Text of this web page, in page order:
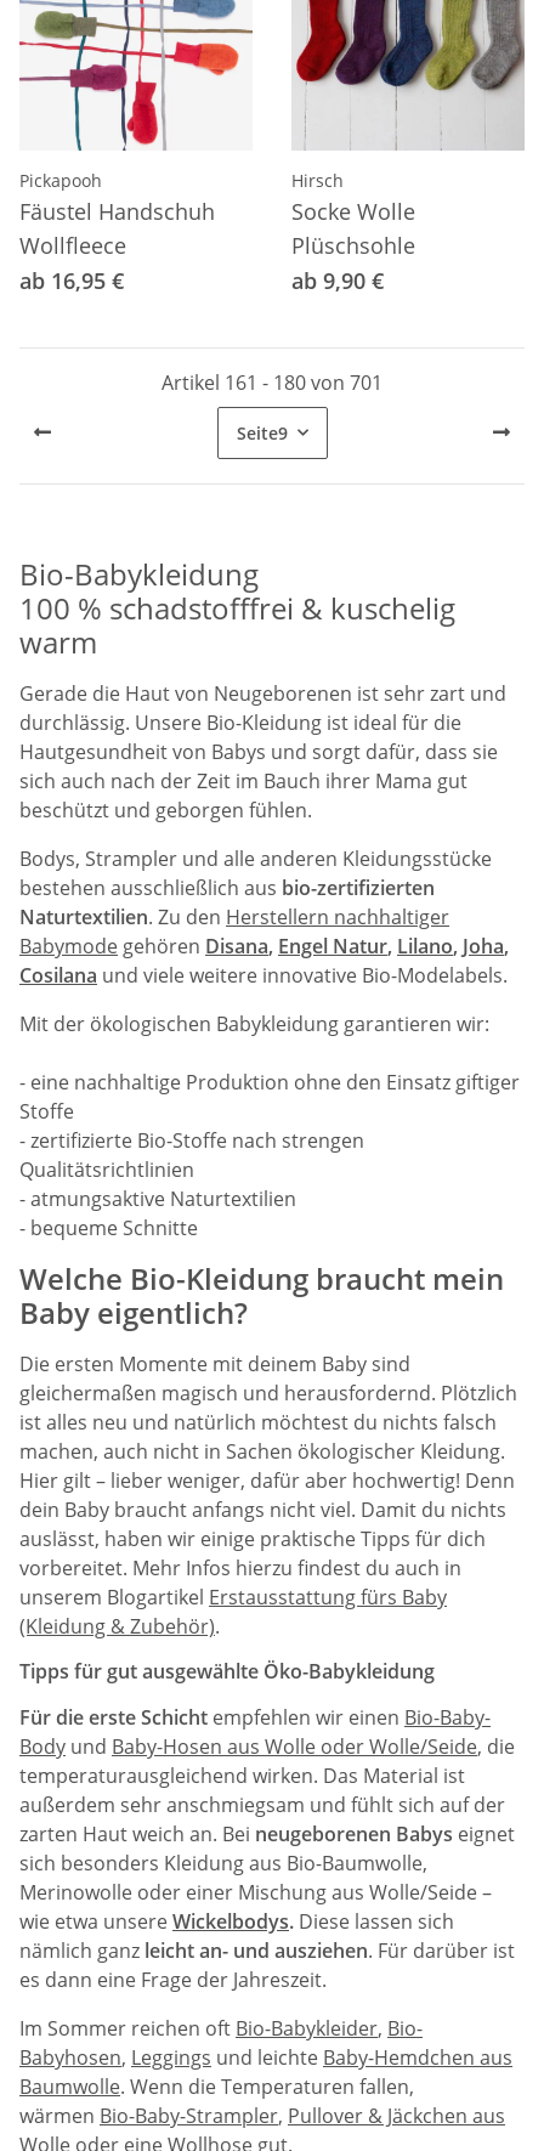
Pickapooh
Fäustel Handschuh
Wollfleece
ab 16,95 €
Hirsch
Socke Wolle
Plüschsohle
ab 9,90 €
Artikel 161 - 180 von 701
Seite9
Bio-Babykleidung
100 % schadstofffrei & kuschelig
warm
Gerade die Haut von Neugeborenen ist sehr zart und
durchlässig. Unsere Bio-Kleidung ist ideal für die
Hautgesundheit von Babys und sorgt dafür, dass sie
sich auch nach der Zeit im Bauch ihrer Mama gut
beschützt und geborgen fühlen.
Bodys, Strampler und alle anderen Kleidungsstücke
bestehen ausschließlich aus bio-zertifizierten
Naturtextilien. Zu den Herstellern nachhaltiger
Babymode gehören Disana, Engel Natur, Lilano, Joha,
Cosilana und viele weitere innovative Bio-Modelabels.
Mit der ökologischen Babykleidung garantieren wir:
- eine nachhaltige Produktion ohne den Einsatz giftiger
Stoffe
- zertifizierte Bio-Stoffe nach strengen
Qualitätsrichtlinien
- atmungsaktive Naturtextilien
- bequeme Schnitte
Welche Bio-Kleidung braucht mein
Baby eigentlich?
Die ersten Momente mit deinem Baby sind
gleichermaßen magisch und herausfordernd. Plötzlich
ist alles neu und natürlich möchtest du nichts falsch
machen, auch nicht in Sachen ökologischer Kleidung.
Hier gilt – lieber weniger, dafür aber hochwertig! Denn
dein Baby braucht anfangs nicht viel. Damit du nichts
auslässt, haben wir einige praktische Tipps für dich
vorbereitet. Mehr Infos hierzu findest du auch in
unserem Blogartikel Erstausstattung fürs Baby
(Kleidung & Zubehör).
Tipps für gut ausgewählte Öko-Babykleidung
Für die erste Schicht empfehlen wir einen Bio-Baby-
Body und Baby-Hosen aus Wolle oder Wolle/Seide, die
temperaturausgleichend wirken. Das Material ist
außerdem sehr anschmiegsam und fühlt sich auf der
zarten Haut weich an. Bei neugeborenen Babys eignet
sich besonders Kleidung aus Bio-Baumwolle,
Merinowolle oder einer Mischung aus Wolle/Seide –
wie etwa unsereWickelbodys. Diese lassen sich
nämlich ganz leicht an- und ausziehen. Für darüber ist
es dann eine Frage der Jahreszeit.
Im Sommer reichen oft Bio-Babykleider, Bio-
Babyhosen, Leggings und leichte Baby-Hemdchen aus
Baumwolle. Wenn die Temperaturen fallen,
wärmen Bio-Baby-Strampler, Pullover & Jäckchen aus
Wolle oder eineWollhose gut.